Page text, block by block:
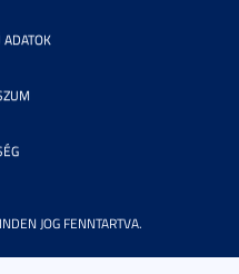
JOG FENNTARTVA.
ADATOK